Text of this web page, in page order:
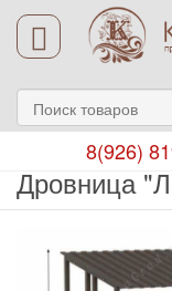
8(926)
Дровница